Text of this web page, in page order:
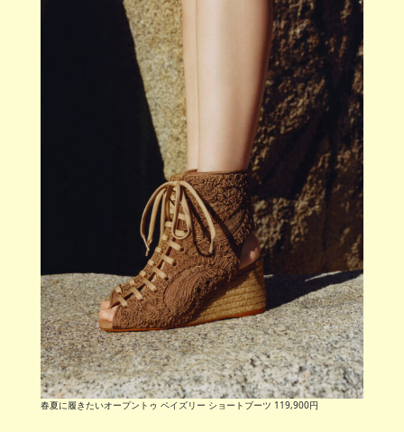
春夏に履きたいオープントゥ ペイズリー ショートブーツ 119,900円
現在のクリエイティブ・デイレクターは、フェン